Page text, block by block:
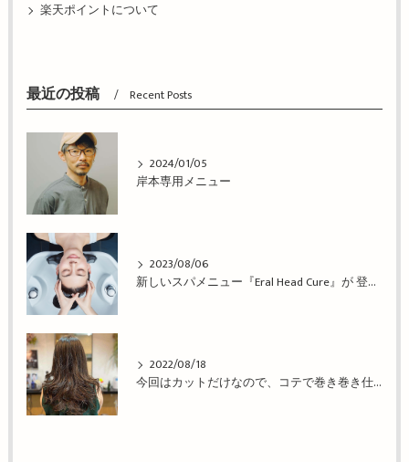
楽天ポイントについて
最近の投稿 Recent Posts
2024/01/05
岸本専用メニュー
2023/08/06
新しいスパメニュー『Eral Head Cure』が 登場！姫路市の美容院BEREA(ベレア)はお客様のキレイを叶える美容室／ヘアサロン
2022/08/18
今回はカットだけなので、コテで巻き巻き仕上げ！姫路市の美容院BEREA(ベレア)はお客様のキレイを叶える美容室／ヘアサロン